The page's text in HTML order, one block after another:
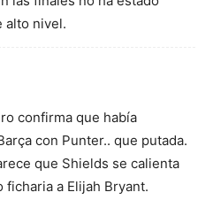
alto nivel.
confirma que había
con Punter.. que putada.
que Shields se calienta
ficharia a Elijah Bryant.